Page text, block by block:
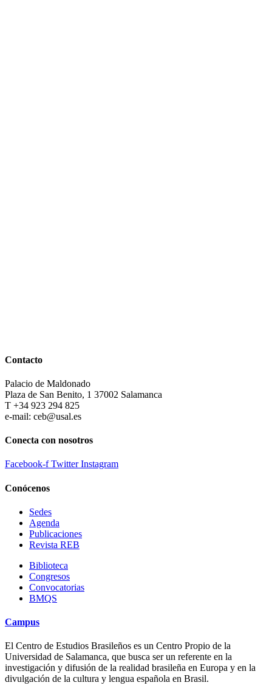
Contacto
Palacio de Maldonado
Plaza de San Benito, 1 37002 Salamanca
T +34 923 294 825
e-mail: ceb@usal.es
Conecta con nosotros
Facebook-f Twitter Instagram
Conócenos
Sedes
Agenda
Publicaciones
Revista REB
Biblioteca
Congresos
Convocatorias
BMQS
Campus
El Centro de Estudios Brasileños es un Centro Propio de la
Universidad de Salamanca, que busca ser un referente en la
investigación y difusión de la realidad brasileña en Europa y en la
divulgación de la cultura y lengua española en Brasil.